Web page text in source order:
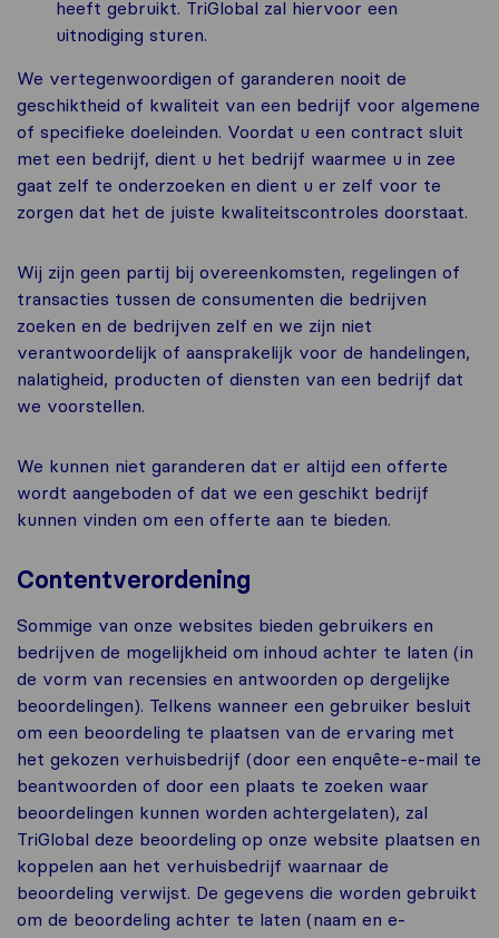
heeft gebruikt. TriGlobal zal hiervoor een
uitnodiging sturen.
We vertegenwoordigen of garanderen nooit de
geschiktheid of kwaliteit van een bedrijf voor algemene
of specifieke doeleinden. Voordat u een contract sluit
met een bedrijf, dient u het bedrijf waarmee u in zee
gaat zelf te onderzoeken en dient u er zelf voor te
zorgen dat het de juiste kwaliteitscontroles doorstaat.
Wij zijn geen partij bij overeenkomsten, regelingen of
transacties tussen de consumenten die bedrijven
zoeken en de bedrijven zelf en we zijn niet
verantwoordelijk of aansprakelijk voor de handelingen,
nalatigheid, producten of diensten van een bedrijf dat
we voorstellen.
We kunnen niet garanderen dat er altijd een offerte
wordt aangeboden of dat we een geschikt bedrijf
kunnen vinden om een ​​offerte aan te bieden.
Contentverordening
Sommige van onze websites bieden gebruikers en
bedrijven de mogelijkheid om inhoud achter te laten (in
de vorm van recensies en antwoorden op dergelijke
beoordelingen). Telkens wanneer een gebruiker besluit
om een ​​beoordeling te plaatsen van de ervaring met
het gekozen verhuisbedrijf (door een enquête-e-mail te
beantwoorden of door een plaats te zoeken waar
beoordelingen kunnen worden achtergelaten), zal
TriGlobal deze beoordeling op onze website plaatsen en
koppelen aan het verhuisbedrijf waarnaar de
beoordeling verwijst. De gegevens die worden gebruikt
om de beoordeling achter te laten (naam en e-